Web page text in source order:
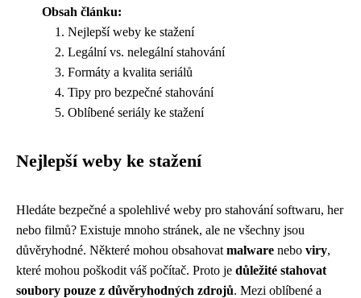
Obsah článku:
Nejlepší weby ke stažení
Legální vs. nelegální stahování
Formáty a kvalita seriálů
Tipy pro bezpečné stahování
Oblíbené seriály ke stažení
Nejlepší weby ke stažení
Hledáte bezpečné a spolehlivé weby pro stahování softwaru, her
nebo filmů? Existuje mnoho stránek, ale ne všechny jsou
důvěryhodné. Některé mohou obsahovat malware nebo viry,
které mohou poškodit váš počítač. Proto je důležité stahovat
soubory pouze z důvěryhodných zdrojů. Mezi oblíbené a